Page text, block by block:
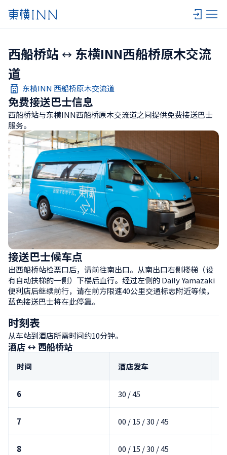
西船桥站
东横INN西船桥原木交流
道
东横INN 西船桥原木交流道
免费接送巴士信息
西船桥站与东横INN西船桥原木交流道之间提供免费接送巴士
服务。
接送巴士候车点
出西船桥站检票口后，请前往南出口。从南出口右侧楼梯（设
有自动扶梯的一侧）下楼后直行。经过左侧的 Daily Yamazaki
便利店后继续前行，请在前方限速40公里交通标志附近等候，
蓝色接送巴士将在此停靠。
时刻表
从车站到酒店所需时间约10分钟。
酒店 ↔ 西船桥站
时间 酒店发车
6 30 / 45
7 00 / 15 / 30 / 45
8 00 / 15 / 30 / 45